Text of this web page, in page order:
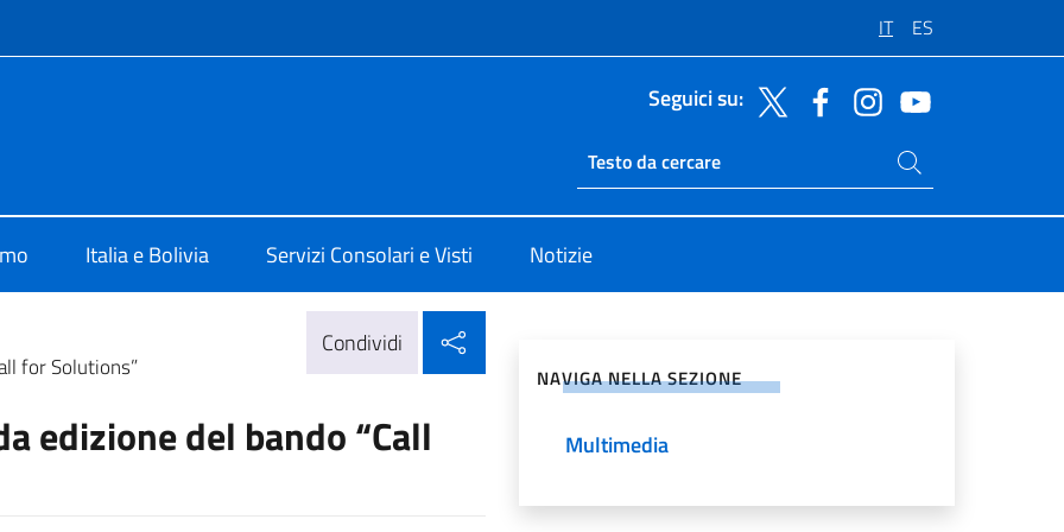
IT ES
Seguici su:
Ricerca sito live
Cerca nel sito
Italia e Bolivia Servizi Consolari e Visti Notizie
for Solutions”
Condividi
edizione del bando “Call
NAVIGA NELLA SEZIONE
Multimedia